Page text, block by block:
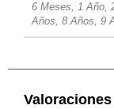
6 Meses, 1 Año,
Años, 8 Años, 9
Valoraciones